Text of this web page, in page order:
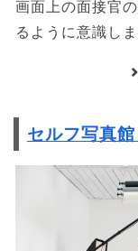
画面上の面接官
るように意識しま
セルフ写真館